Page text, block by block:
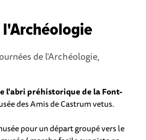
de l'Archéologie,
l'abri préhistorique de la Font-
des Amis de Castrum vetus.
pour un départ groupé vers le